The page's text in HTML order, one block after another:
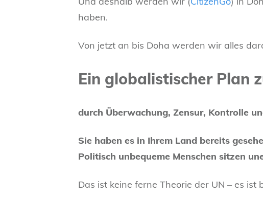
haben.
Von jetzt an bis Doha werden wir alles
Ein globalistischer Plan
durch Überwachung, Zensur, Kontrolle
Sie haben es in Ihrem Land bereits
Politisch unbequeme Menschen sitzen
Das ist keine ferne Theorie der UN – es ist